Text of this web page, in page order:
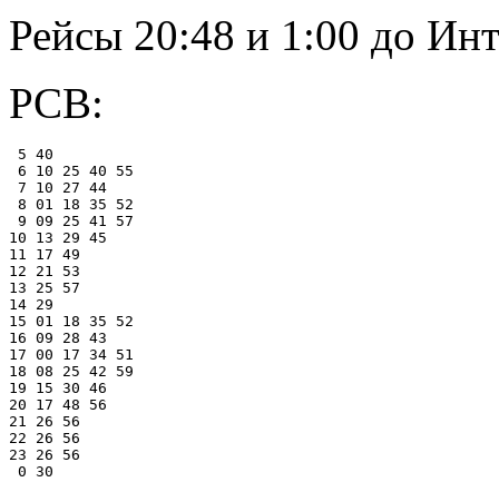
Рейсы 20:48 и 1:00 до
РСВ:
5 40
6 10 25 40 55
7 10 27 44
8 01 18 35 52
9 09 25 41 57
10 13 29 45
11 17 49
12 21 53
13 25 57
14 29
15 01 18 35 52
16 09 28 43
17 00 17 34 51
18 08 25 42 59
19 15 30 46
20 17 48 56
21 26 56
22 26 56
23 26 56
0 30